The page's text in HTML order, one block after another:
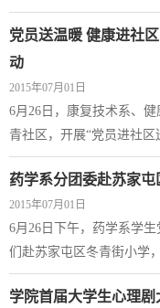
术系党总支、团总支组织
组成的社会实践团赴...
党员送温暖 健康进社
动
2015年07月01日
6月26日，康复技术系、
青社区，开展“党员进社
日常养生保健知识。 活动
座由医学营养教研...
药学系分团委赴苏家
2015年07月01日
6月26日下午，药学系学
们赴苏家屯区冬青街小学
艺演出。 演出现场气氛热
相声表演、悠扬的...
学院首届大学生心理